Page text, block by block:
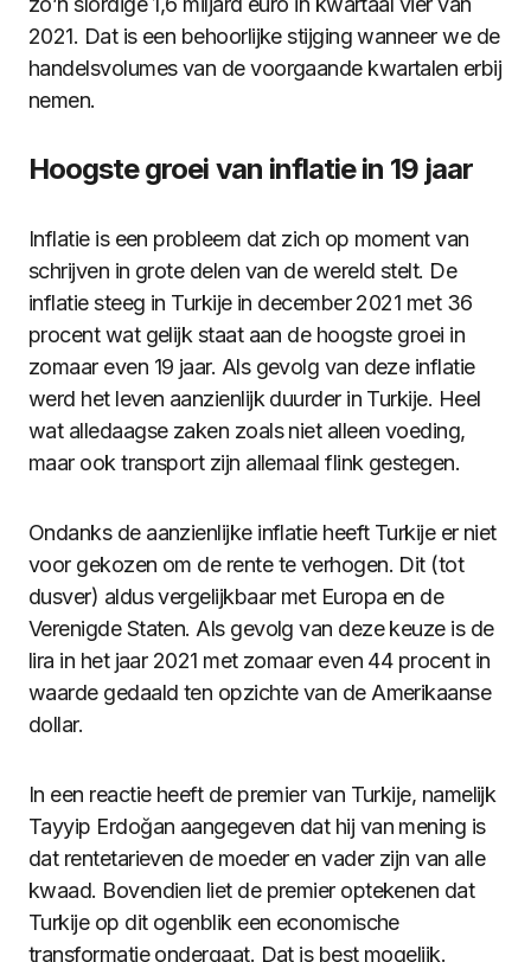
2021. Dat is een behoorlijke stijging wanneer we de
handelsvolumes van de voorgaande kwartalen erbij
nemen.
Hoogste groei van inflatie in 19 jaar
Inflatie is een probleem dat zich op moment van
schrijven in grote delen van de wereld stelt. De
inflatie steeg in Turkije in december 2021 met 36
procent wat gelijk staat aan de hoogste groei in
zomaar even 19 jaar. Als gevolg van deze inflatie
werd het leven aanzienlijk duurder in Turkije. Heel
wat alledaagse zaken zoals niet alleen voeding,
maar ook transport zijn allemaal flink gestegen.
Ondanks de aanzienlijke inflatie heeft Turkije er niet
voor gekozen om de rente te verhogen. Dit (tot
dusver) aldus vergelijkbaar met Europa en de
Verenigde Staten. Als gevolg van deze keuze is de
lira in het jaar 2021 met zomaar even 44 procent in
waarde gedaald ten opzichte van de Amerikaanse
dollar.
In een reactie heeft de premier van Turkije, namelijk
Tayyip Erdoğan aangegeven dat hij van mening is
dat rentetarieven de moeder en vader zijn van alle
kwaad. Bovendien liet de premier optekenen dat
Turkije op dit ogenblik een economische
transformatie ondergaat. Dat is best mogelijk.